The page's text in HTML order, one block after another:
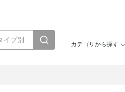
カテゴリから探す